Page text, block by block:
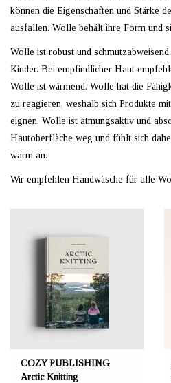
können die Eigenschaften und Stärke
ausfallen. Wolle behält ihre Form und
Wolle ist robust und
Kinder. Bei empfindlicher Haut
Wolle ist wärmend. Wolle hat die
zu reagieren, weshalb sich Produkte
eignen. Wolle ist atmungsaktiv und
Hautoberfläche weg und fühlt sich
warm an.
Wir empfehlen Handwäsche für alle
COZY PUBLISHING
Arctic Knitting